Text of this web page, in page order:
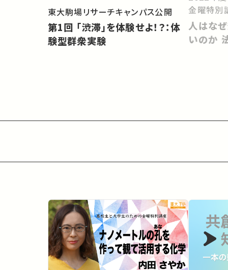
東大駒場リサーチキャンパス公開
第1回 「渋滞」を体験せよ！？：体
験型群衆実験
金曜特別
人はな
いのか